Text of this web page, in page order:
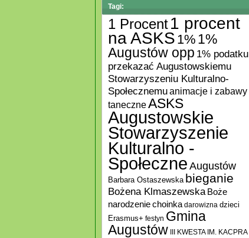
Tagi:
1 Procent1 procent
na ASKS 1% 1%
Augustów opp 1% podatku
przekazać Augustowskiemu
Stowarzyszeniu Kulturalno-
Społecznemuanimacje i zabawy
taneczneASKS
Augustowskie
Stowarzyszenie
Kulturalno -
Społeczne Augustów
Barbara Ostaszewska bieganie
Bożena Klmaszewska Boże
narodzeniechoinka darowizna dzieci
Erasmus+ festyn Gmina
Augustów III KWESTA IM. KACPRA